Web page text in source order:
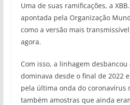
Uma de suas ramificações, a
apontada pela Organização
como a versão mais
agora.
Com isso, a linhagem
dominava desde o final de 2022
pela última onda do coronavírus
também amostras que ainda